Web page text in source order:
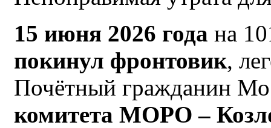
15 июня 2026 года на
покинул фронтовик,
Почётный гражданин
комитета МОРО –